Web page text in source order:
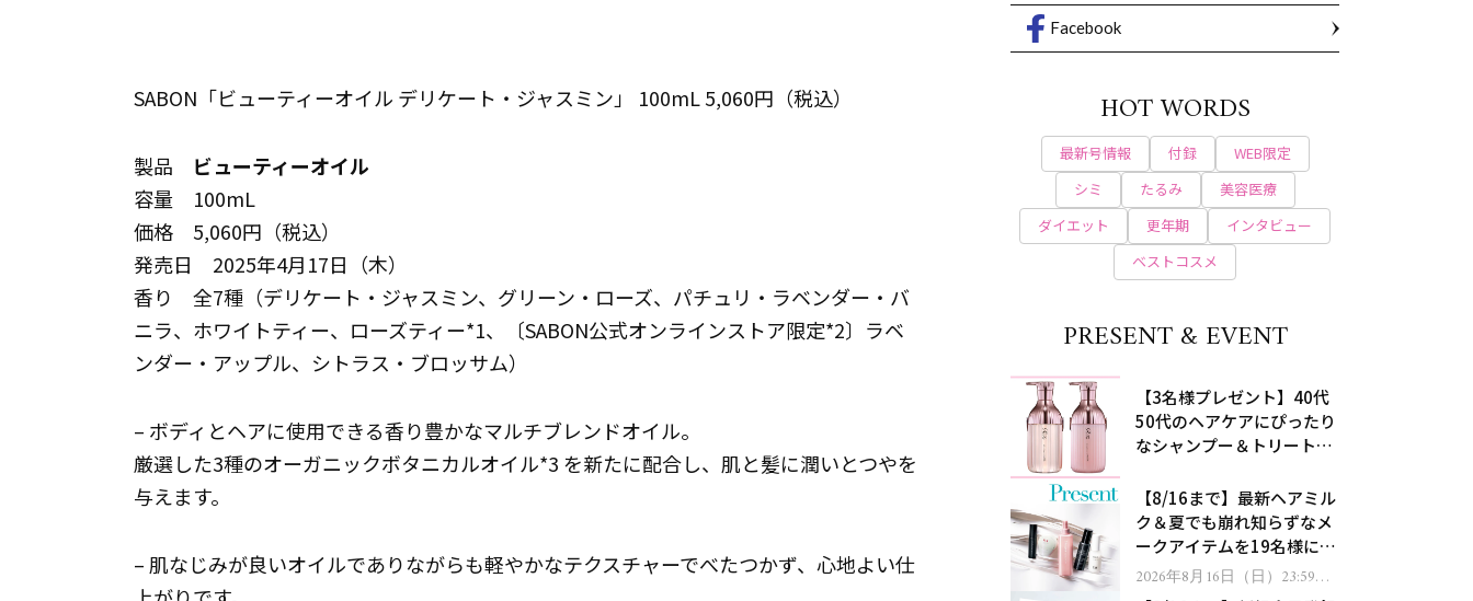
SABON「ビューティーオイル デリケート・ジャスミン」 100mL 5,060円（税込）
製品 ビューティーオイル
容量 100mL
価格 5,060円（税込）
発売日 2025年4月17日（木）
香り 全7種（デリケート・ジャスミン、グリーン・ローズ、パチュリ・ラベンダー・バ
ニラ、ホワイトティー、ローズティー*1、〔SABON公式オンラインストア限定*2〕ラベ
ンダー・アップル、シトラス・ブロッサム）
– ボディとヘアに使用できる香り豊かなマルチブレンドオイル。
厳選した3種のオーガニックボタニカルオイル*3 を新たに配合し、肌と髪に潤いとつやを
与えます。
– 肌なじみが良いオイルでありながらも軽やかなテクスチャーでべたつかず、心地よい仕
Facebook
HOT WORDS
最新号情報 付録
WEB限定
シミ
たるみ
美容医療
ダイエット
更年期
インタビュー
ベストコスメ
PRESENT & EVENT
【3名様プレゼント】40代
50代のヘアケアにぴったり
なシャンプー＆トリートメ
処！
【8/16まで】最新ヘアミル
ク＆夏でも崩れ知らずなメ
ークアイテムを19名様にプ
レゼント！
2026年8月16日（日）23:59ま
で